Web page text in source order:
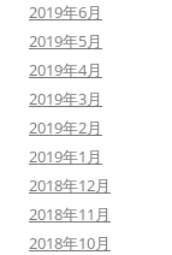
2019年6月
2019年5月
2019年4月
2019年3月
2019年2月
2019年1月
2018年12月
2018年11月
2018年10月